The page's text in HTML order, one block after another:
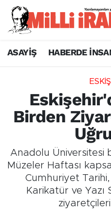
ASAYİŞ HABERDE
Birden
Anadolu Üniversitesi
Müzeler Haftası
Cumhuriyet
Karikatür ve Yazı